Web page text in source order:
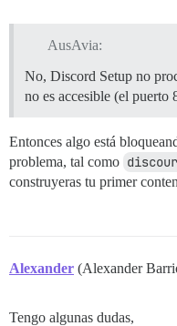
AusAvia:
No, Discord Setup no
no es accesible (el puerto
Entonces algo está
problema, tal como
construyeras tu primer
Alexander (Alexander
Tengo algunas dudas,